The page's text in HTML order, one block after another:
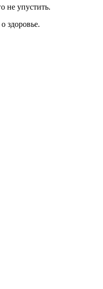
не упустить.
здоровье.